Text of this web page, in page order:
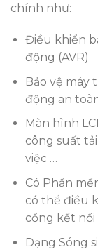
chính như:
Điều khiển
động (AVR)
Bảo vệ máy
động an
Màn hình
công suất
việc …
Có Phần
có thể điều
cổng kết nối
Dạng Sóng